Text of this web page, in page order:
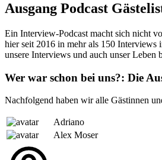
Ausgang Podcast
Ein Interview-Podcast macht sich nicht
hier seit 2016 in mehr als 150 Interviews
unsere Interviews und auch unser Leben
Wer war schon bei uns?: Die
Nachfolgend haben wir alle Gästinnen
Adriano
Alex Moser